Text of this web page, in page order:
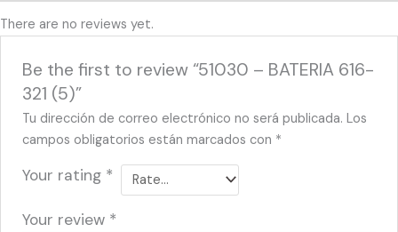
There are no reviews yet.
Be the first to review “51030 – BATERIA 616-
321 (5)”
Tu dirección de correo electrónico no será publicada. Los
campos obligatorios están marcados con *
Your rating *
Your review *